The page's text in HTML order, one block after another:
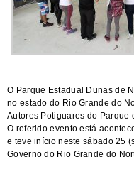
O Parque Estadual Dunas de
no estado do Rio Grande do
Autores Potiguares do Parque
O referido evento está
e teve início neste sábado 25
Governo do Rio Grande do